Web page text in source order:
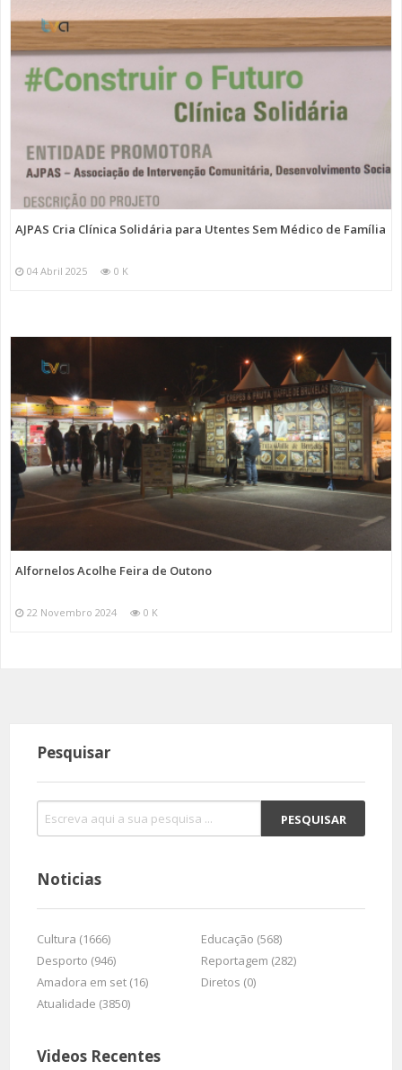
AJPAS Cria Clínica Solidária para Utentes Sem Médico de Família
04 Abril 2025 0 K
Alfornelos Acolhe Feira de Outono
22 Novembro 2024 0 K
Pesquisar
Noticias
Cultura (1666)
Educação (568)
Desporto (946)
Reportagem (282)
Amadora em set (16)
Diretos (0)
Atualidade (3850)
Videos Recentes